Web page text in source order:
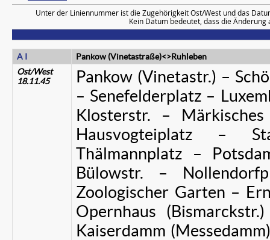
Unter der Liniennummer ist die Zugehörigkeit Ost/West und das
Kein Datum bedeutet, dass die
A I
Pankow (Vinetastraße)<>Ruhleben
Ost/West
18.11.45
Pankow (Vinetastr.) –
– Senefelderplatz –
Klosterstr. –
Hausvogteiplatz –
Thälmannplatz –
Bülowstr. –
Zoologischer Garten –
Opernhaus
Kaiserdamm